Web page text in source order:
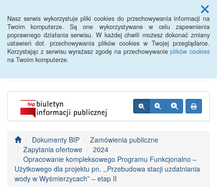
Nasz serwis wykorzystuje pliki cookies do przechowywania informacji na
Twoim komputerze. Są one wykorzystywane w celu zapewnienia
poprawnego działania serwisu. W każdej chwili możesz dokonać zmiany
ustawień dot. przechowywania plików cookies w Twojej przeglądarce.
Korzystając z serwisu wyrażasz zgodę na przechowywanieplików cookies
na Twoim komputerze.
Menu
BIP - Urząd Miejski
Wyśmierzyce
Dokumenty BIP
Zamówienia publiczne
Zapytania ofertowe
2024
Opracowanie kompleksowego Programu Funkcjonalno –
Użytkowego dla projektu pn. ,,Przebudowa stacji uzdatniania
wody w Wyśmierzycach” – etap II